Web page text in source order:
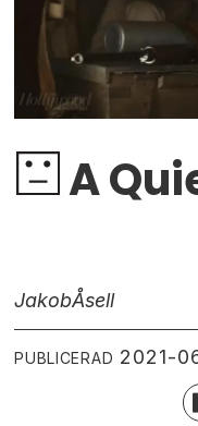
A
JakobÅsell
PUBLICERAD 2021-